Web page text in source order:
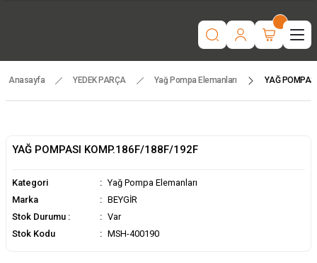
geneli hızlı teslimat.”
İşcinin nefesi , Makinanın Kuvveti ! MSH MAKİNA
Beygir 3+1 Çapa Makinası ile artık yorulmak yok !
Tüm yedek parçalarda ithalat fiyatları, fırsatlardan yararlanmak için
temsilcinizle iletişime geçin!
Anasayfa YEDEK PARÇA Yağ Pompa Elemanları YAĞ
YAĞ POMPASI KOMP.186F/188F/192F
Kategori
Yağ Pompa Elemanları
Marka
BEYGİR
Stok Durumu :
Var
Stok Kodu
MSH-400190